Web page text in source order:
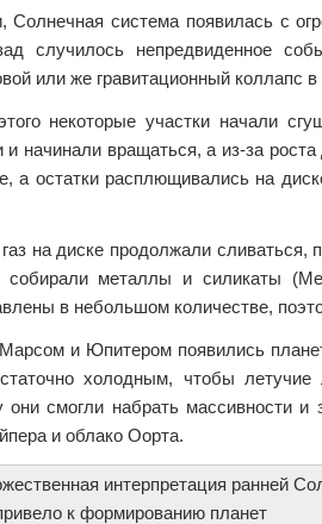
Солнечная система появилась с
случилось непредвиденное
или же гравитационный коллапс
некоторые участки начали
и начинали вращаться, а из-за
а остатки расплющивались на
на диске продолжали
собирали металлы и силикаты
в небольшом количестве,
и Юпитером появились
холодным, чтобы
они смогли набрать массивности
и облако Оорта.